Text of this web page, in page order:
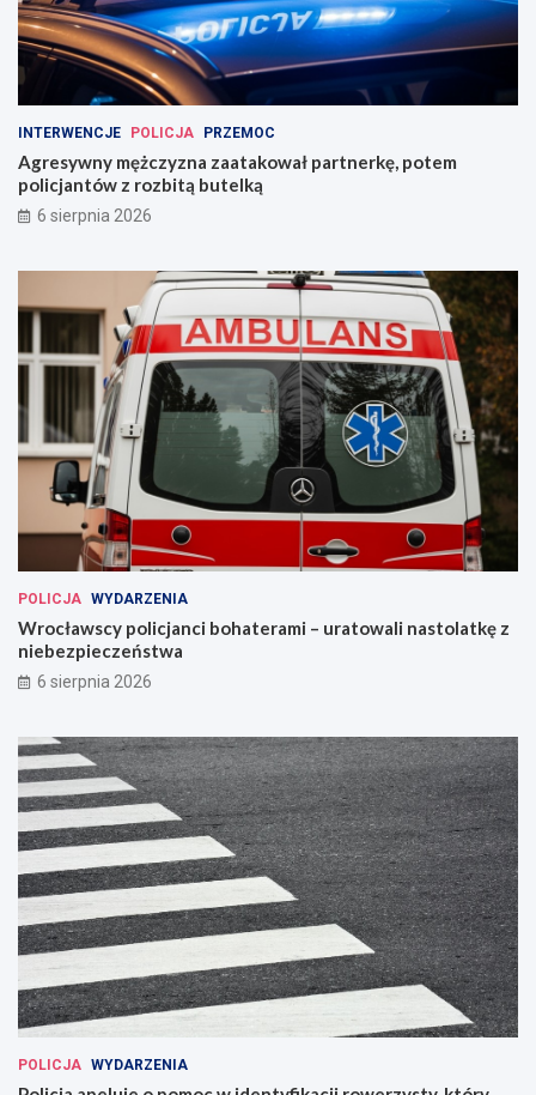
INTERWENCJE POLICJA PRZEMOC
Agresywny mężczyzna zaatakował partnerkę, potem
policjantów z rozbitą butelką
6 sierpnia 2026
POLICJA WYDARZENIA
Wrocławscy policjanci bohaterami – uratowali nastolatkę z
niebezpieczeństwa
6 sierpnia 2026
POLICJA WYDARZENIA